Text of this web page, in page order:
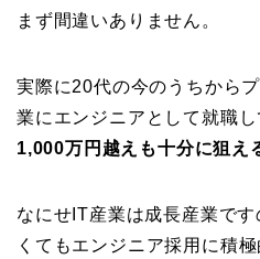
まず間違いありません。
実際に20代の今のうちから
業にエンジニアとして就職
1,000万円越えも十分に狙え
なにせIT産業は成長産業で
くてもエンジニア採用に積